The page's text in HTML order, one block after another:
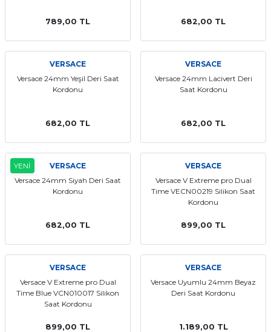
789,00 TL 682,00 TL
VERSACE
Versace 24mm Yeşil Deri Saat
Kordonu
682,00 TL
VERSACE
Versace 24mm Lacivert Deri
Saat Kordonu
682,00 TL
YENİ
VERSACE
Versace 24mm Siyah Deri Saat
Kordonu
682,00 TL
VERSACE
Versace V Extreme pro Dual
Time VECN00219 Silikon Saat
Kordonu
899,00 TL
VERSACE
Versace V Extreme pro Dual
Time Blue VCN010017 Silikon
Saat Kordonu
899,00 TL
VERSACE
Versace Uyumlu 24mm Beyaz
Deri Saat Kordonu
1.189,00 TL